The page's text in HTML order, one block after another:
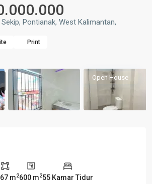
Pontianak, West Kalimantan,
Print
Open House
m2600 m255 Kamar Tidur